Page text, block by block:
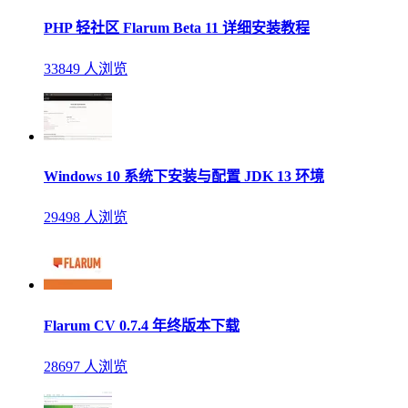
PHP 轻社区 Flarum Beta 11 详细安装教程
33849 人浏览
Windows 10 系统下安装与配置 JDK 13 环境
29498 人浏览
Flarum CV 0.7.4 年终版本下载
28697 人浏览